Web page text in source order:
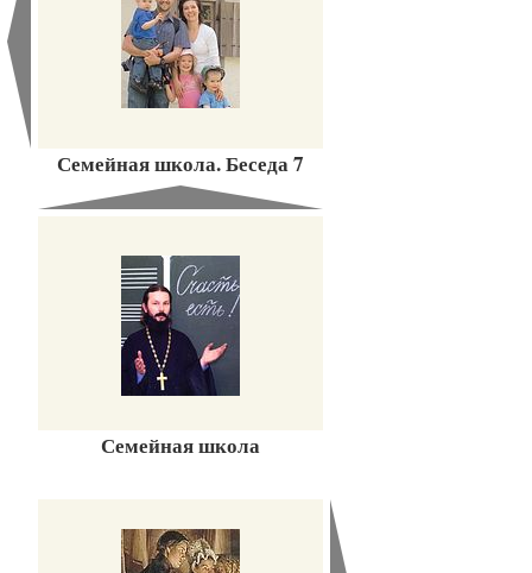
Семейная школа. Беседа 7
Семейная школа